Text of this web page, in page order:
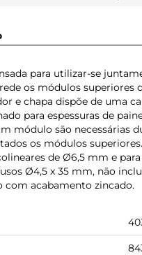
para utilizar-se
os módulos superiores
e chapa dispõe de uma
para espessuras de
módulo são necessárias
os módulos superiores.
de Ø6,5 mm e
Ø4,5 x 35 mm, não
com acabamento zincado.